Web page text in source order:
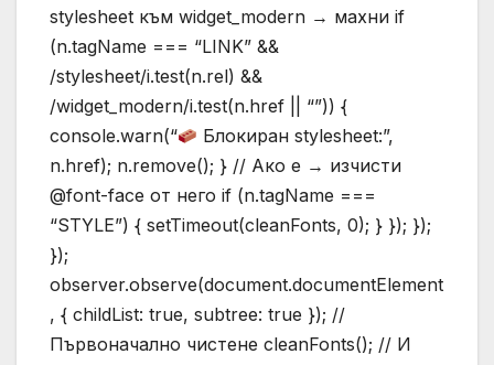
stylesheet към widget_modern → махни if
(n.tagName === “LINK” &&
/stylesheet/i.test(n.rel) &&
/widget_modern/i.test(n.href || “”)) {
console.warn(“
Блокиран stylesheet:”,
n.href); n.remove(); } // Ако е → изчисти
@font-face от него if (n.tagName ===
“STYLE”) { setTimeout(cleanFonts, 0); } }); });
});
observer.observe(document.documentElement
, { childList: true, subtree: true }); //
Първоначално чистене cleanFonts(); // И